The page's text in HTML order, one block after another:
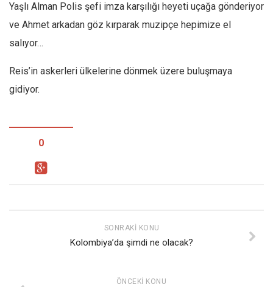
Yaşlı Alman Polis şefi imza karşılığı heyeti uçağa gönderiyor
ve Ahmet arkadan göz kırparak muzipçe hepimize el
salıyor…
Reis’in askerleri ülkelerine dönmek üzere buluşmaya
gidiyor.
0
SONRAKI KONU
Kolombiya’da şimdi ne olacak?
ÖNCEKI KONU